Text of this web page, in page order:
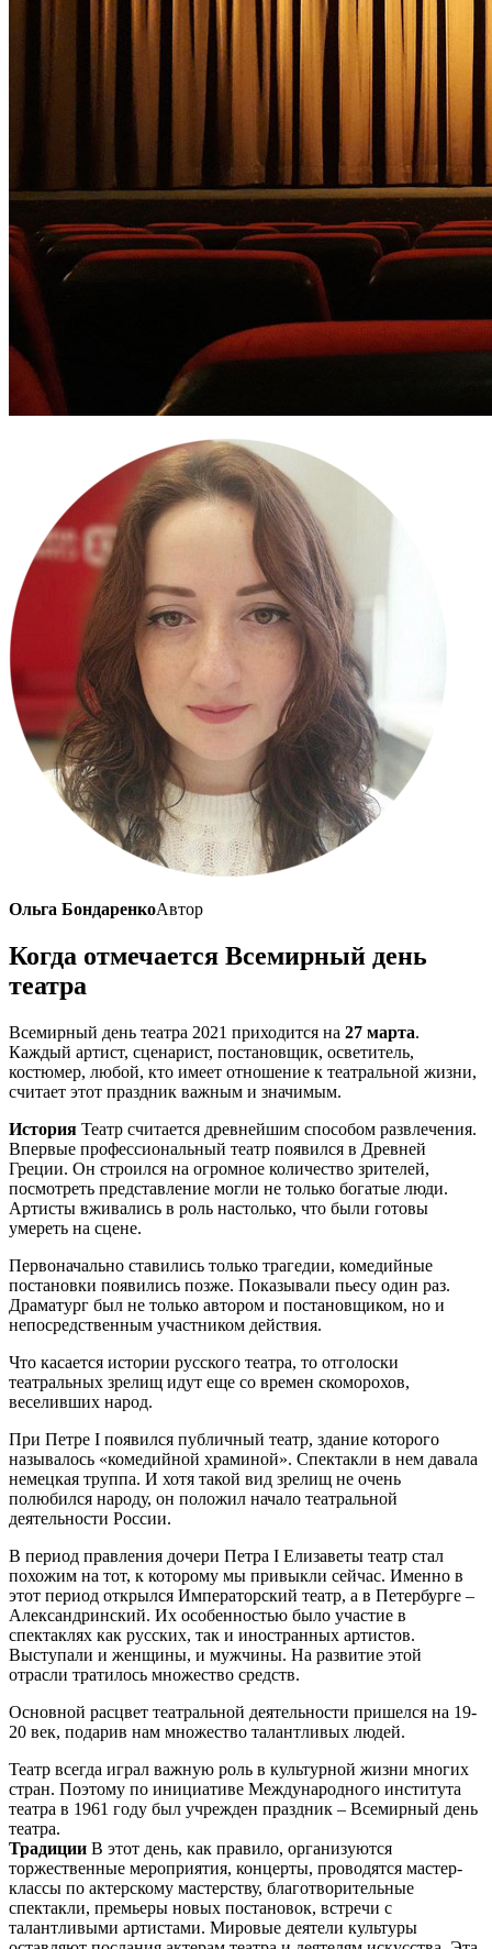
Ольга БондаренкоАвтор
Когда отмечается Всемирный день
театра
Всемирный день театра 2021 приходится на 27 марта.
Каждый артист, сценарист, постановщик, осветитель,
костюмер, любой, кто имеет отношение к театральной жизни,
считает этот праздник важным и значимым.
История Театр считается древнейшим способом развлечения.
Впервые профессиональный театр появился в Древней
Греции. Он строился на огромное количество зрителей,
посмотреть представление могли не только богатые люди.
Артисты вживались в роль настолько, что были готовы
умереть на сцене.
Первоначально ставились только трагедии, комедийные
постановки появились позже. Показывали пьесу один раз.
Драматург был не только автором и постановщиком, но и
непосредственным участником действия.
Что касается истории русского театра, то отголоски
театральных зрелищ идут еще со времен скоморохов,
веселивших народ.
При Петре I появился публичный театр, здание которого
называлось «комедийной храминой». Спектакли в нем давала
немецкая труппа. И хотя такой вид зрелищ не очень
полюбился народу, он положил начало театральной
деятельности России.
В период правления дочери Петра I Елизаветы театр стал
похожим на тот, к которому мы привыкли сейчас. Именно в
этот период открылся Императорский театр, а в Петербурге –
Александринский. Их особенностью было участие в
спектаклях как русских, так и иностранных артистов.
Выступали и женщины, и мужчины. На развитие этой
отрасли тратилось множество средств.
Основной расцвет театральной деятельности пришелся на 19-
20 век, подарив нам множество талантливых людей.
Театр всегда играл важную роль в культурной жизни многих
стран. Поэтому по инициативе Международного института
театра в 1961 году был учрежден праздник – Всемирный день
театра.
Традиции В этот день, как правило, организуются
торжественные мероприятия, концерты, проводятся мастер-
классы по актерскому мастерству, благотворительные
спектакли, премьеры новых постановок, встречи с
талантливыми артистами. Мировые деятели культуры